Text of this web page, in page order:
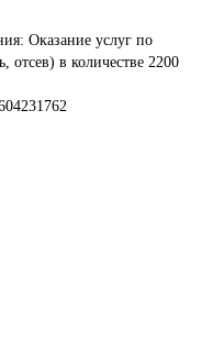
Оказание услуг по
отсев) в количестве 2200